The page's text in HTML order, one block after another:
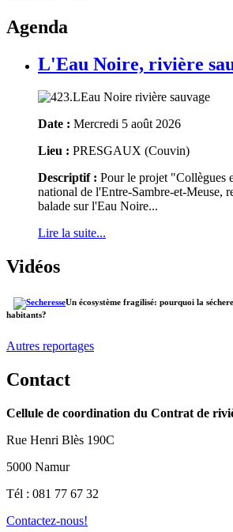
Agenda
L'Eau Noire, rivière
Date : Mercredi 5 août 2026
Lieu : PRESGAUX (Couvin)
Descriptif : Pour le projet "Collègues
national de l'Entre-Sambre-et-Meuse,
balade sur l'Eau Noire...
Lire la suite...
Vidéos
Un écosystème fragilisé: pourquoi la
habitants?
Autres reportages
Contact
Cellule de coordination du Contrat de
Rue Henri Blès 190C
5000 Namur
Tél : 081 77 67 32
Contactez-nous!